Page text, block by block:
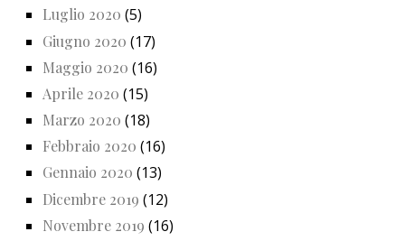
Luglio 2020 (5)
Giugno 2020 (17)
Maggio 2020 (16)
Aprile 2020 (15)
Marzo 2020 (18)
Febbraio 2020 (16)
Gennaio 2020 (13)
Dicembre 2019 (12)
Novembre 2019 (16)